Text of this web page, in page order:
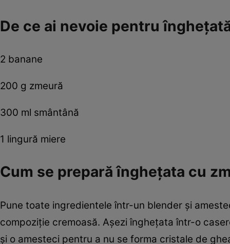
De ce ai nevoie pentru
2 banane
200 g zmeură
300 ml smântână
1 lingură miere
Cum se prepară îngheţata cu
Pune toate ingredientele într-un blender şi
compoziţie cremoasă. Aşezi îngheţata într-o
şi o amesteci pentru a nu se forma cristale de